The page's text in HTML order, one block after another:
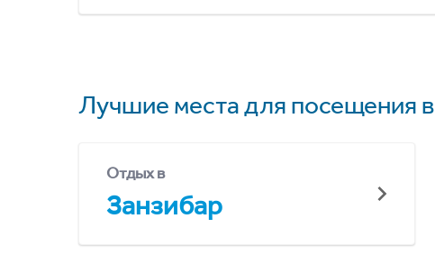
Лучшие места для посещения в
Отдых в
Занзибар